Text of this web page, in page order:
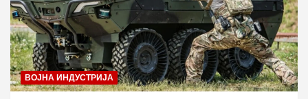
ВОЈНА ИНДУСТРИЈА